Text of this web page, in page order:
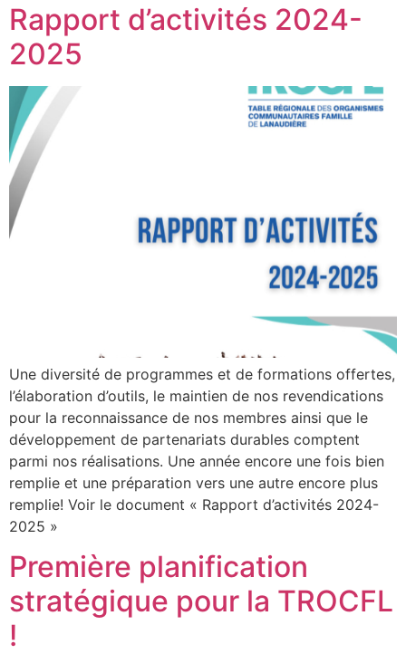
Rapport d’activités 2024-
2025
Une diversité de programmes et de formations offertes,
l’élaboration d’outils, le maintien de nos revendications
pour la reconnaissance de nos membres ainsi que le
développement de partenariats durables comptent
parmi nos réalisations. Une année encore une fois bien
remplie et une préparation vers une autre encore plus
remplie! Voir le document « Rapport d’activités 2024-
2025 »
Première planification
stratégique pour la TROCFL
!